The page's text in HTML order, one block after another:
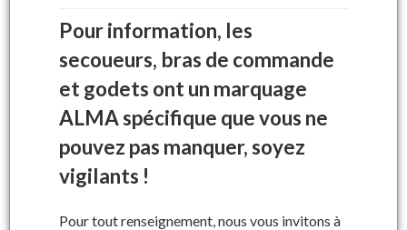
Pour information, les
secoueurs, bras de commande
et godets ont un marquage
ALMA spécifique que vous ne
pouvez pas manquer, soyez
vigilants !
Pour tout renseignement, nous vous invitons à